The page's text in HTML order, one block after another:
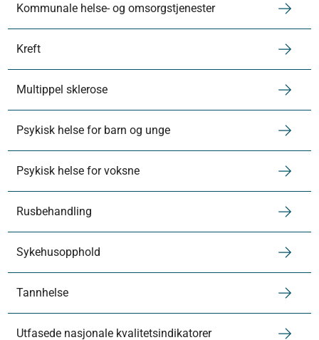
Kommunale helse- og omsorgstjenester
Kreft
Multippel sklerose
Psykisk helse for barn og unge
Psykisk helse for voksne
Rusbehandling
Sykehusopphold
Tannhelse
Utfasede nasjonale kvalitetsindikatorer